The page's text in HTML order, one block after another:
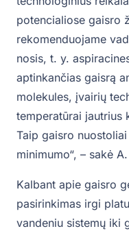
potencialiose gaisro
rekomenduojame
nosis, t. y.
aptinkančias gaisrą
molekules, įvairių
temperatūrai jautrius
Taip gaisro
minimumo“, – sakė
Kalbant apie gaisro
pasirinkimas irgi
vandeniu sistemų iki